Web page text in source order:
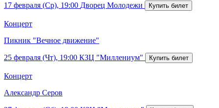
17 февраля (Ср), 19:00 Дворец Молодежи
Концерт
Пикник "Вечное движение"
25 февраля (Чт), 19:00 КЗЦ "Миллениум"
Концерт
Александр Серов